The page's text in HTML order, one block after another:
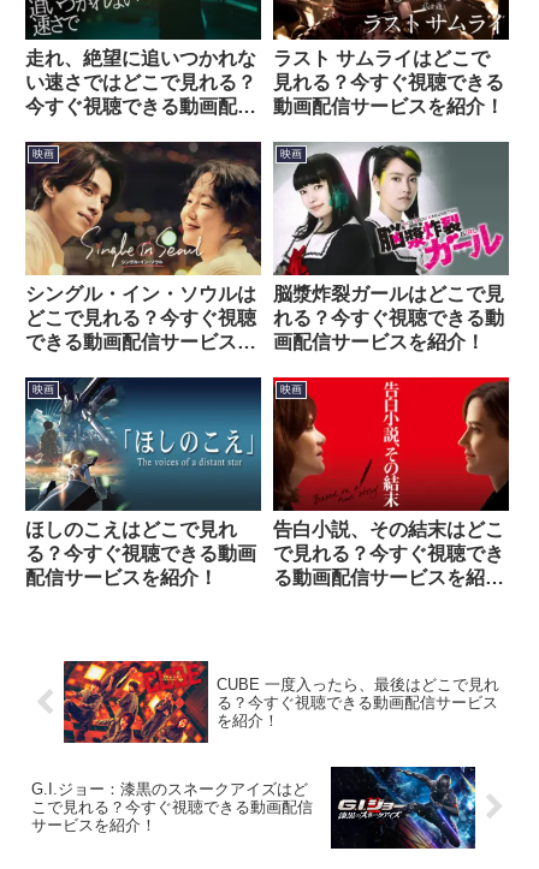
走れ、絶望に追いつかれな
い速さではどこで見れる？
今すぐ視聴できる動画配信
ラスト サムライはどこで
見れる？今すぐ視聴できる
動画配信サービスを紹介！
映画
シングル・イン・ソウルは
どこで見れる？今すぐ視聴
できる動画配信サービスを
映画
脳漿炸裂ガールはどこで見
れる？今すぐ視聴できる動
画配信サービスを紹介！
映画
ほしのこえはどこで見れ
る？今すぐ視聴できる動画
配信サービスを紹介！
映画
告白小説、その結末はどこ
で見れる？今すぐ視聴でき
る動画配信サービスを紹
CUBE 一度入ったら、最後はどこで見れ
る？今すぐ視聴できる動画配信サービス
を紹介！
G.I.ジョー：漆黒のスネークアイズはど
こで見れる？今すぐ視聴できる動画配信
サービスを紹介！